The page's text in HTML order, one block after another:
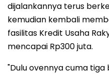
dijalankannya terus
kemudian kembali
fasilitas Kredit Usaha
mencapai Rp300 juta.
"Dulu ovennya cuma tiga